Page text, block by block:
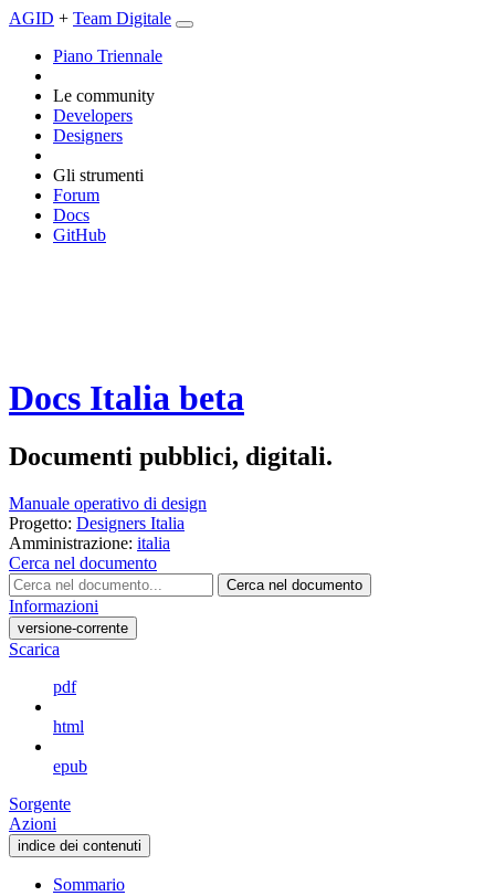
AGID + Team Digitale
Piano Triennale
Le community
Developers
Designers
Gli strumenti
Forum
Docs
GitHub
Docs Italia beta
Documenti pubblici, digitali.
Manuale operativo di design
Progetto: Designers Italia
Amministrazione: italia
Cerca nel documento
Cerca nel documento
Informazioni
versione-corrente
Scarica
pdf
html
epub
Sorgente
Azioni
indice dei contenuti
Sommario